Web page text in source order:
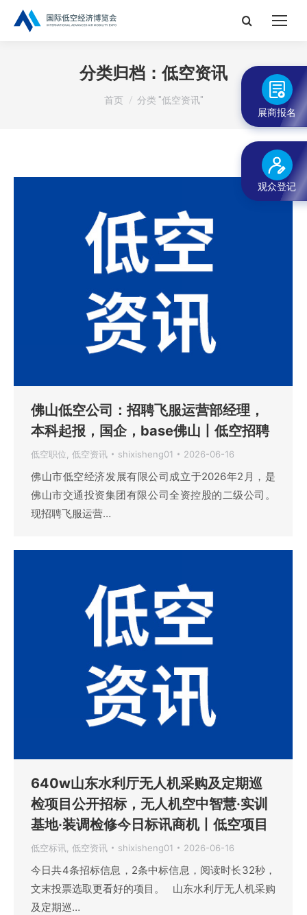
搜
分类归档：低空资讯
您在这里：
首页 分类 "低空资讯"
佛山低空公司：招聘飞服运营部经理，
本科起报，国企，base佛山丨低空招聘
低空职位, 低空资讯 shixisheng01 2026-06-16
佛山市低空经济发展有限公司成立于2026年2月，是
佛山市交通投资集团有限公司全资控股的二级公司。
现招聘飞服运营…
640w山东水利厅无人机采购及定期巡
检项目公开招标，无人机空中智慧·实训
基地·装调检修今日标讯商机丨低空项目
低空标讯, 低空资讯 shixisheng01 2026-06-16
今日共4条招标信息，2条中标信息，阅读时长32秒，
文末投票选取更看好的项目。 山东水利厅无人机采购
及定期巡…
展商报名
观众登记